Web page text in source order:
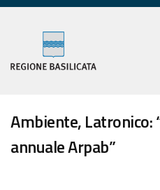
Ambiente, Latronico:
annuale Arpab”